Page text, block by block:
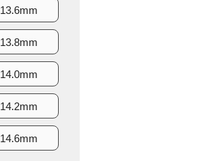
13.6mm
13.8mm
14.0mm
14.2mm
14.6mm